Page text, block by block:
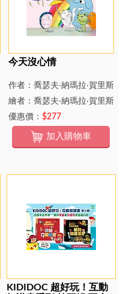
今天沒心情
作者：喬瑟夫‧納瑪拉‧賀里斯
繪者：喬瑟夫‧納瑪拉‧賀里斯
優惠價： $277
加入購物車
KIDIDOC 超好玩！互動